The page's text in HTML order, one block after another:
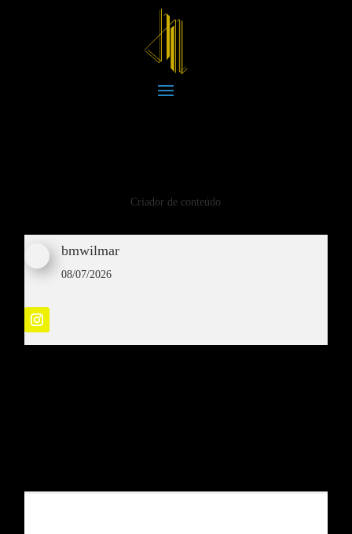
Criador de conteúdo
bmwilmar
08/07/2026